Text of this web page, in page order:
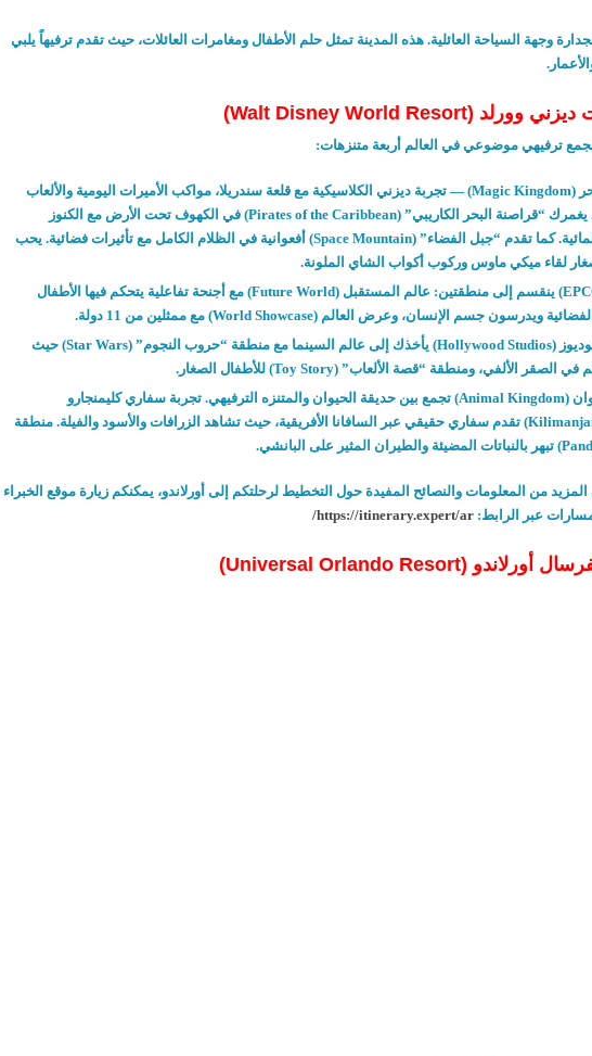
بجدارة وجهة السياحة العائلية. هذه المدينة تمثل حلم الأطفال ومغامرات العائلات، حيث تقدم ترفيهاً يلبي
.
ديزني وورلد (Walt Disney World Resort)
ترفيهي موضوعي في العالم أربعة متنزهات:
(Magic Kingdom)
—تجربة ديزني الكلاسيكية مع قلعة سندريلا، مواكب الأميرات اليومية والألعاب
يغمرك “قراصنة البحر الكاريبي” (Pirates of the Caribbean)
في الكهوف تحت الأرض مع الكنوز
كما تقدم “جبل الفضاء” (Space Mountain)
أفعوانية في الظلام الكامل مع تأثيرات فضائية. يحب
لقاء ميكي ماوس وركوب أكواب الشاي الملونة.
ينقسم إلى منطقتين: عالم المستقبل (Future World)
مع أجنحة تفاعلية يتحكم فيها الأطفال
ويدرسون جسم الإنسان، وعرض العالم (World Showcase) مع ممثلين من 11 دولة
.
(Hollywood Studios) يأخذك إلى عالم السينما مع منطقة “حروب النجوم” (Star Wars)
حيث
في الصقر الألفي، ومنطقة “قصة الألعاب” (Toy Story) للأطفال الصغار.
(Animal Kingdom)
تجمع بين حديقة الحيوان والمتنزه الترفيهي. تجربة سفاري كليمنجارو
تقدم سفاري حقيقي عبر السافانا الأفريقية، حيث تشاهد الزرافات والأسود والفيلة. منطقة
تبهر بالنباتات المضيئة والطيران المثير على البانشي.
من المعلومات والنصائح المفيدة حول التخطيط لرحلتكم إلى أورلاندو، يمكنكم زيارة موقع الخبراء
عبر الرابط:
https://itinerary.expert/ar/
أورلاندو (Universal Orlando Resort)